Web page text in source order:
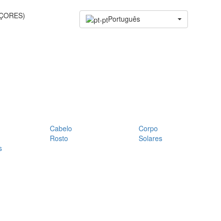
Português
Cabelo
Corpo
Rosto
Solares